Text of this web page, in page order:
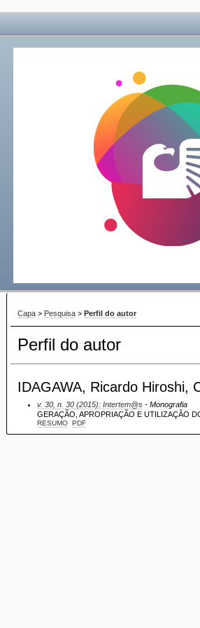
Capa > Pesquisa >Perfil do autor
Perfil do autor
IDAGAWA, Ricardo Hiroshi,
v. 30, n. 30 (2015): Intertem@s - Monografia
GERAÇÃO, APROPRIAÇÃO E UTILIZAÇÃO
RESUMO PDF